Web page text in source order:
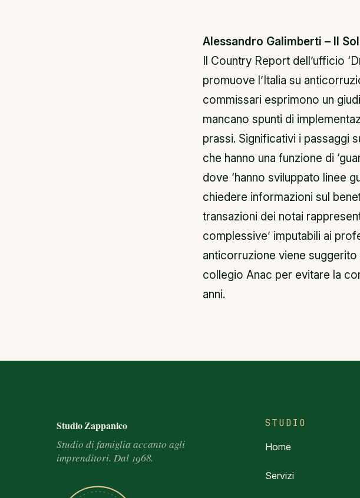
Alessandro Galimberti – Il
Il Country Report dell’ufficio
promuove l’Italia su
commissari esprimono un
mancano spunti di
prassi. Significativi i passaggi
che hanno una funzione di
dove ‘hanno sviluppato linee
chiedere informazioni sul
transazioni dei notai
complessive’ imputabili ai
anticorruzione viene suggerito
collegio Anac per evitare la
anni.
Footer e informazioniStudio Zappanico
Studio di famiglia accanto agli
imprenditori. Dal 1968.
STUDIO
Home
Servizi